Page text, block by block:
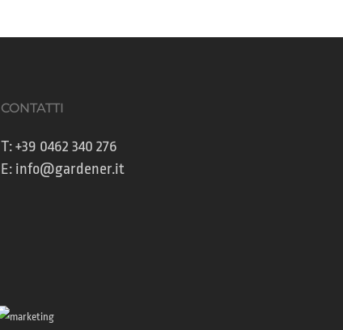
CONTATTI
T:+39 0462 340 276
E: info@gardener.it